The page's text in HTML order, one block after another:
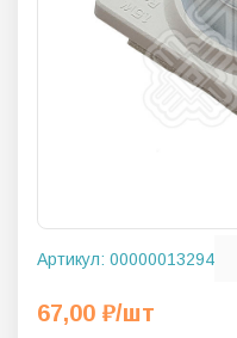
Артикул: 00000013294
67,00 ₽/шт